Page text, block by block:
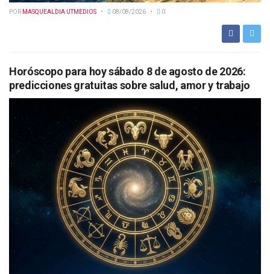
POR MASQUEALDIA UTMEDIOS 08/08/2026 0
Horóscopo para hoy sábado 8 de agosto de 2026:
predicciones gratuitas sobre salud, amor y trabajo